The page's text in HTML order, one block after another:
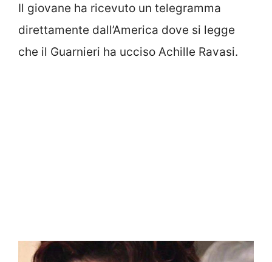
Il giovane ha ricevuto un telegramma
direttamente dall’America dove si legge
che il Guarnieri ha ucciso Achille Ravasi.